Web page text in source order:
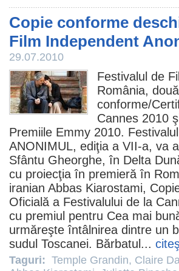
Copie conforme
Film Independent
29.07.2010
Festivalul de
România,
conforme/
Cannes 2010
Premiile Emmy 2010.
ANONIMUL, ediţia a VII-a, va
Sfântu Gheorghe, în Delta
cu proiecţia în premieră în
iranian Abbas Kiarostami,
Oficială a Festivalului de la
cu premiul pentru Cea mai
urmăreşte întâlnirea dintre un
sudul Toscanei. Bărbatul...
Taguri: Temple Grandin, Claire